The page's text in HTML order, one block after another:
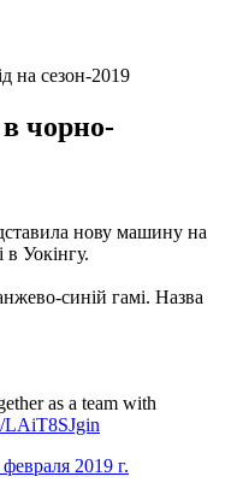
чорно-
нову машину на
в Уокінгу.
синій гамі. Назва
as a team with
LAiT8SJgin
февраля 2019 г.